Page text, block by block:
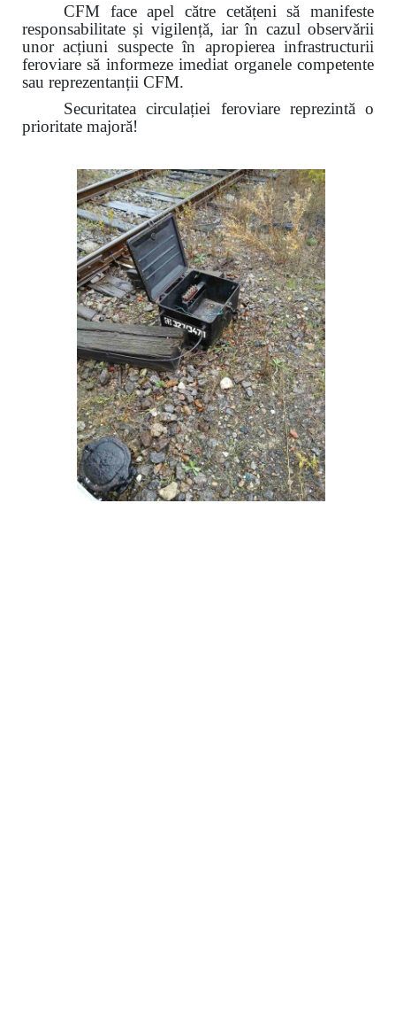
CFM face apel către cetățeni să manifeste
responsabilitate și vigilență, iar în cazul observării
unor acțiuni suspecte în apropierea infrastructurii
feroviare să informeze imediat organele competente
sau reprezentanții CFM.
Securitatea circulației feroviare reprezintă o
prioritate majoră!